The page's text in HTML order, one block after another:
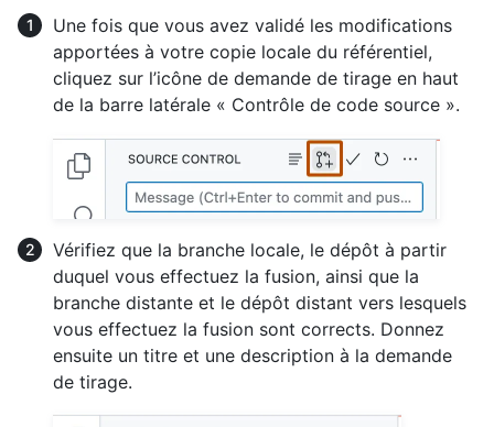
Une fois que vous avez validé les modifications
apportées à votre copie locale du référentiel,
cliquez sur l’icône de demande de tirage en haut
de la barre latérale « Contrôle de code source ».
Vérifiez que la branche locale, le dépôt à partir
duquel vous effectuez la fusion, ainsi que la
branche distante et le dépôt distant vers lesquels
vous effectuez la fusion sont corrects. Donnez
ensuite un titre et une description à la demande
de tirage.